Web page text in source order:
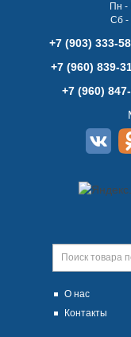
Пн -
Сб -
+7 (903) 333-
+7 (960) 839-
+7 (960)
О нас
Контакты